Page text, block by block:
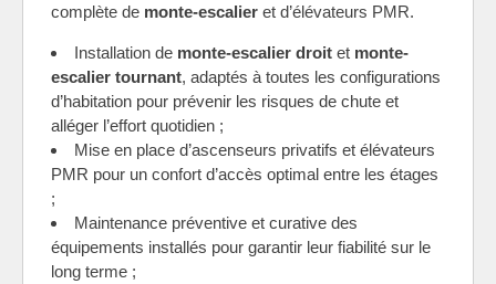
complète de monte-escalier et d’élévateurs PMR.
Installation de monte-escalier droit et monte-
escalier tournant, adaptés à toutes les configurations
d’habitation pour prévenir les risques de chute et
alléger l’effort quotidien ;
Mise en place d’ascenseurs privatifs et élévateurs
PMR pour un confort d’accès optimal entre les étages
;
Maintenance préventive et curative des
équipements installés pour garantir leur fiabilité sur le
long terme ;